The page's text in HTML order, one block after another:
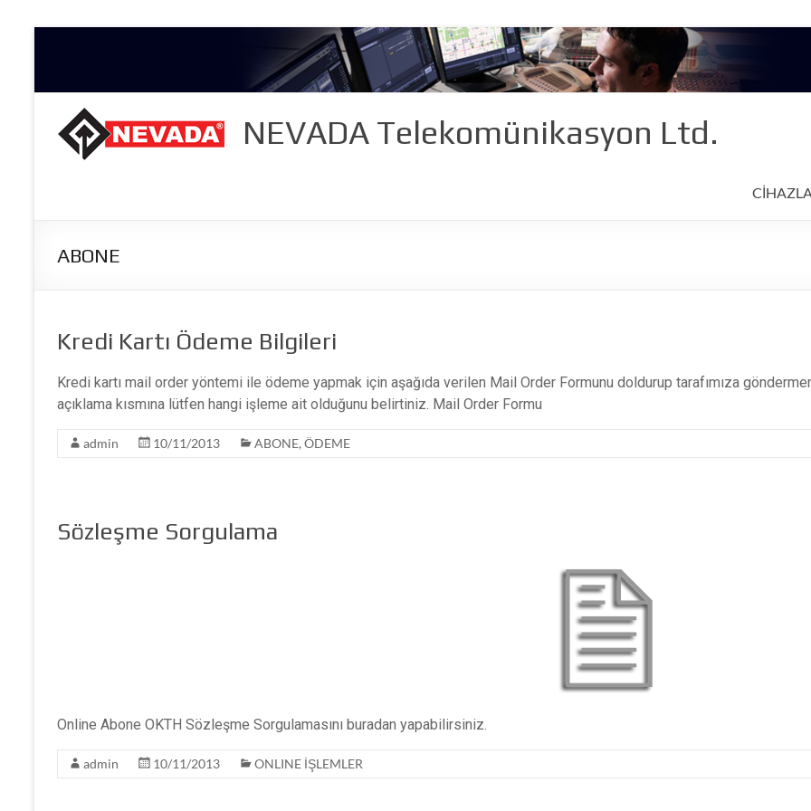
NEVADA Telekomünikasyon Ltd.
ABONE
Kredi Kartı Ödeme Bilgileri
Kredi kartı mail order yöntemi ile ödeme yapmak için aşağıda verilen Mail Order Formunu doldurup tarafımıza
açıklama kısmına lütfen hangi işleme ait olduğunu belirtiniz. Mail Order Formu
admin 10/11/2013 ABONE,ÖDEME
Sözleşme Sorgulama
Online Abone OKTH Sözleşme Sorgulamasını buradan yapabilirsiniz.
admin 10/11/2013 ONLINE İŞLEMLER